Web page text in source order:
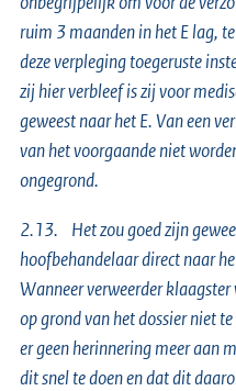
ruim 3 maanden in het E lag,
deze verpleging toegeruste
zij hier verbleef is zij voor
geweest naar het E. Van een
van het voorgaande niet
ongegrond.
2.13. Het zou goed zijn
hoofbehandelaar direct naar
Wanneer verweerder
op grond van het dossier niet
er geen herinnering meer aan
dit snel te doen en dat dit